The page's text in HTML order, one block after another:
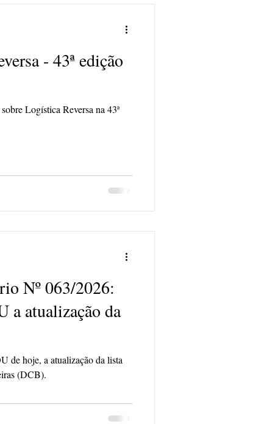
- 43ª edição
Logística Reversa na 43ª
Nº 063/2026:
a atualização da
de hoje, a atualização da lista
(DCB).